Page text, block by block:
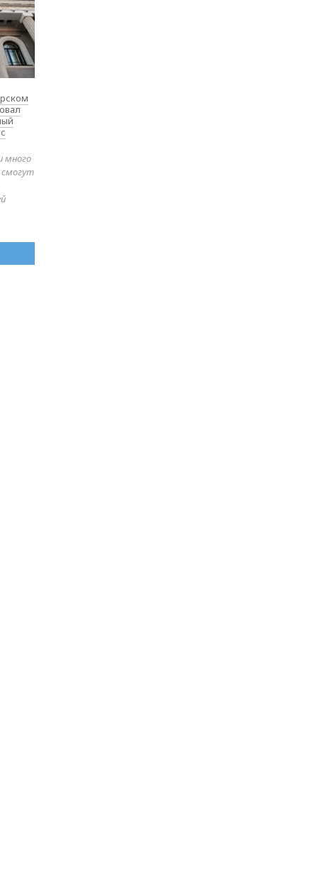
много
смогут